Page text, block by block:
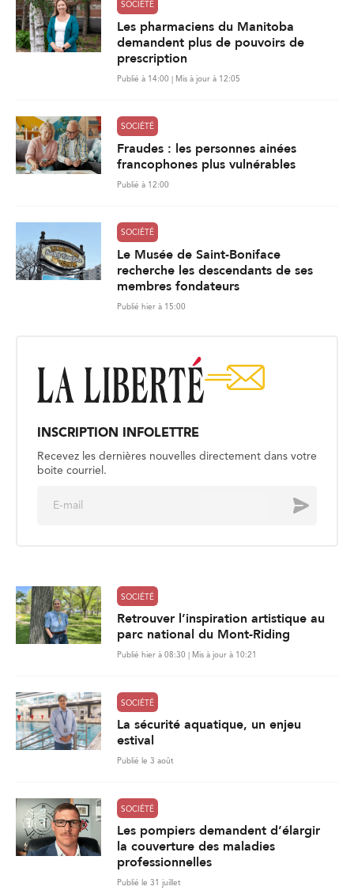
SOCIÉTÉ
Les pharmaciens du Manitoba
demandent plus de pouvoirs de
prescription
Publié à 14:00 | Mis à jour à 12:05
SOCIÉTÉ
Fraudes : les personnes ainées
francophones plus vulnérables
Publié à 12:00
SOCIÉTÉ
Le Musée de Saint-Boniface
recherche les descendants de ses
membres fondateurs
Publié hier à 15:00
INSCRIPTION INFOLETTRE
Recevez les dernières nouvelles directement dans votre
boite courriel.
Envoyer
SOCIÉTÉ
Retrouver l’inspiration artistique au
parc national du Mont-Riding
Publié hier à 08:30 | Mis à jour à 10:21
SOCIÉTÉ
La sécurité aquatique, un enjeu
estival
Publié le 3 août
SOCIÉTÉ
Les pompiers demandent d’élargir
la couverture des maladies
professionnelles
Publié le 31 juillet